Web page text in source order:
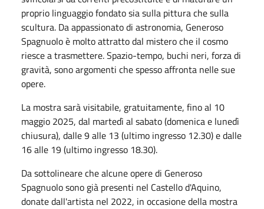
proprio linguaggio fondato sia sulla pittura che sulla
scultura. Da appassionato di astronomia, Generoso
Spagnuolo è molto attratto dal mistero che il cosmo
riesce a trasmettere. Spazio-tempo, buchi neri, forza di
gravità, sono argomenti che spesso affronta nelle sue
opere.
La mostra sarà visitabile, gratuitamente, fino al 10
maggio 2025, dal martedì al sabato (domenica e lunedì
chiusura), dalle 9 alle 13 (ultimo ingresso 12.30) e dalle
16 alle 19 (ultimo ingresso 18.30).
Da sottolineare che alcune opere di Generoso
Spagnuolo sono già presenti nel Castello d'Aquino,
donate dall'artista nel 2022, in occasione della mostra